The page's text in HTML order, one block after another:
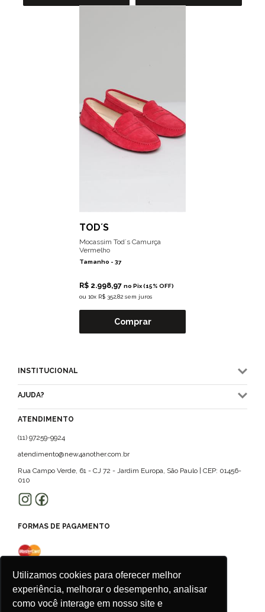
Utilizamos cookies para oferecer melhor
experiência, melhorar o desempenho, analisar
como você interage em nosso site e
TOD´S
Mocassim Tod´s Camurça
Vermelho
Tamanho - 37
R$ 2.998,97 no Pix (15% OFF)
ou 10x R$ 352,82 sem juros
Comprar
INSTITUCIONAL
AJUDA?
ATENDIMENTO
(11) 97259-9924
atendimento@new4another.com.br
Rua Campo Verde, 61 - CJ 72 - Jardim Europa, São Paulo | CEP: 01456-
010
FORMAS DE PAGAMENTO